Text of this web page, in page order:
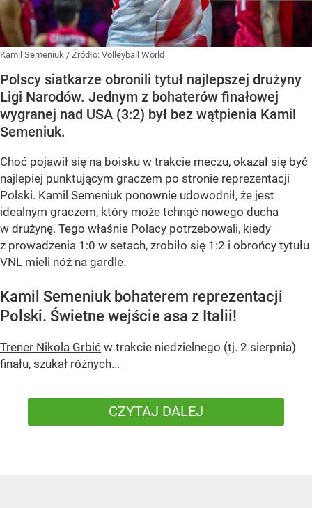
Kamil Semeniuk / Źródło: Volleyball World
Polscy siatkarze obronili tytuł najlepszej drużyny
Ligi Narodów. Jednym z bohaterów finałowej
wygranej nad USA (3:2) był bez wątpienia Kamil
Semeniuk.
Choć pojawił się na boisku w trakcie meczu, okazał się być
najlepiej punktującym graczem po stronie reprezentacji
Polski. Kamil Semeniuk ponownie udowodnił, że jest
idealnym graczem, który może tchnąć nowego ducha
w drużynę. Tego właśnie Polacy potrzebowali, kiedy
z prowadzenia 1:0 w setach, zrobiło się 1:2 i obrońcy tytułu
VNL mieli nóż na gardle.
Kamil Semeniuk bohaterem reprezentacji
Polski. Świetne wejście asa z Italii!
Trener Nikola Grbić w trakcie niedzielnego (tj. 2 sierpnia)
finału, szukał różnych...
CZYTAJ DALEJ